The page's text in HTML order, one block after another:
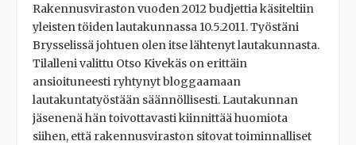
Rakennusviraston vuoden 2012 budjettia käsiteltiin
yleisten töiden lautakunnassa 10.5.2011. Työstäni
Brysselissä johtuen olen itse lähtenyt lautakunnasta.
Tilalleni valittu Otso Kivekäs on erittäin
ansioituneesti ryhtynyt bloggaamaan
lautakuntatyöstään säännöllisesti. Lautakunnan
jäsenenä hän toivottavasti kiinnittää huomiota
siihen, että rakennusviraston sitovat toiminnalliset